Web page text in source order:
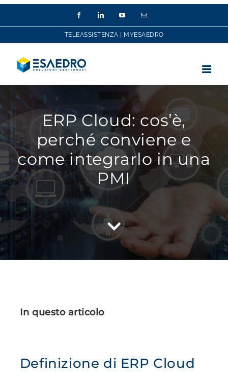
FacebookLinkedInYouTubeEmail
TELEASSISTENZA MYESAEDRO
ERP Cloud: cos’è,
perché conviene e
come integrarlo in una
PMI
In questo articolo
Definizione di ERP Cloud